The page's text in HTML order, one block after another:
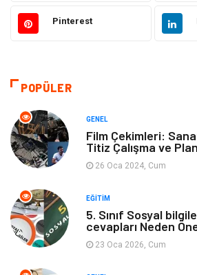
Elektrik & Elektronik Giyim
Eğitim ve Kariyer
Otomotiv
Makine
Keyif ve Hobi
Tatil Yeme
Pinterest
POPÜLER
GENEL
Film Çekimleri:
Titiz Çalışma ve
26 Oca 2024, Cum
EĞITIM
5. Sınıf Sosyal
cevapları Neden
23 Oca 2026, Cum